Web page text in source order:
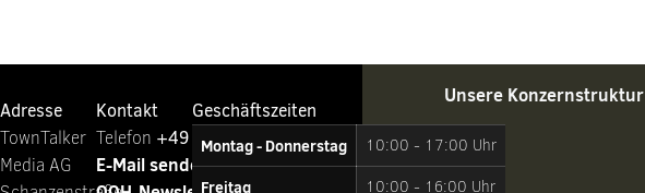
Adresse
TownTalker
Media AG
Kontakt
Telefon ‭ +49 221 65064-0
E-Mail senden
Geschäftszeiten
Montag - Donnerstag
10:00 - 17:00 Uhr
Freitag 10:00 - 16:00 Uhr
Unsere Konzernstruktur